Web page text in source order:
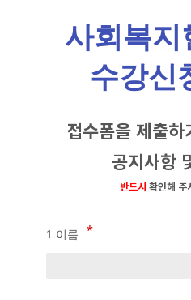
사회복지
수강신
접수폼을 제출
공지사항
반드시 확인해 주
1.이름